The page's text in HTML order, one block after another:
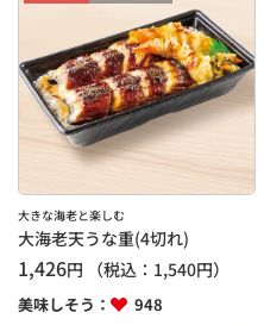
大きな海老と楽しむ
大海老天うな重(4切れ)
1,426円 （税込： 1,540円）
美味しそう： 948